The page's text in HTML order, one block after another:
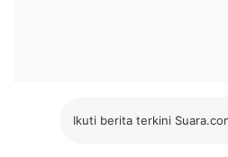
Ikuti berita terkini